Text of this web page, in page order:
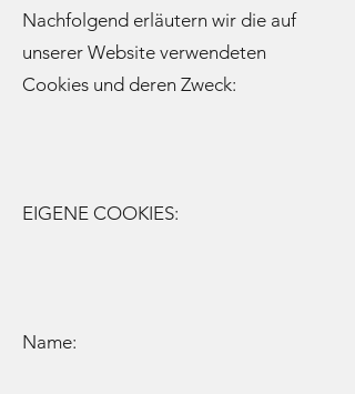
Nachfolgend erläutern wir die auf
unserer Website verwendeten
Cookies und deren Zweck:
EIGENE COOKIES:
Name: